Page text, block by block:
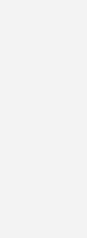
Bedarf, erfolgt